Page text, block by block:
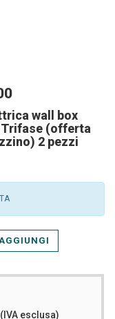
wall box
Trifase (offerta
2 pezzi
(IVA esclusa)